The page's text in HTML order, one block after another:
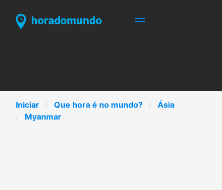
Iniciar Que hora é no mundo?
Ásia
Myanmar